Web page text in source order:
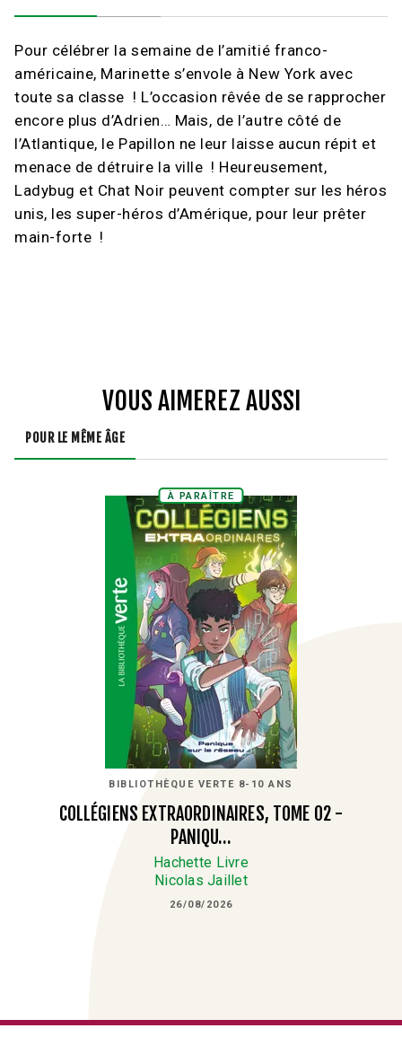
Pour célébrer la semaine de l’amitié franco-
américaine, Marinette s’envole à New York avec
toute sa classe ! L’occasion rêvée de se rapprocher
encore plus d’Adrien… Mais, de l’autre côté de
l’Atlantique, le Papillon ne leur laisse aucun répit et
menace de détruire la ville ! Heureusement,
Ladybug et Chat Noir peuvent compter sur les héros
unis, les super-héros d’Amérique, pour leur prêter
main-forte !
VOUS AIMEREZ AUSSI
POUR LE MÊME ÂGE
À PARAÎTRE
BIBLIOTHÈQUE VERTE 8-10 ANS
COLLÉGIENS EXTRAORDINAIRES, TOME 02 -
PANIQU…
Hachette Livre
Nicolas Jaillet
26/08/2026